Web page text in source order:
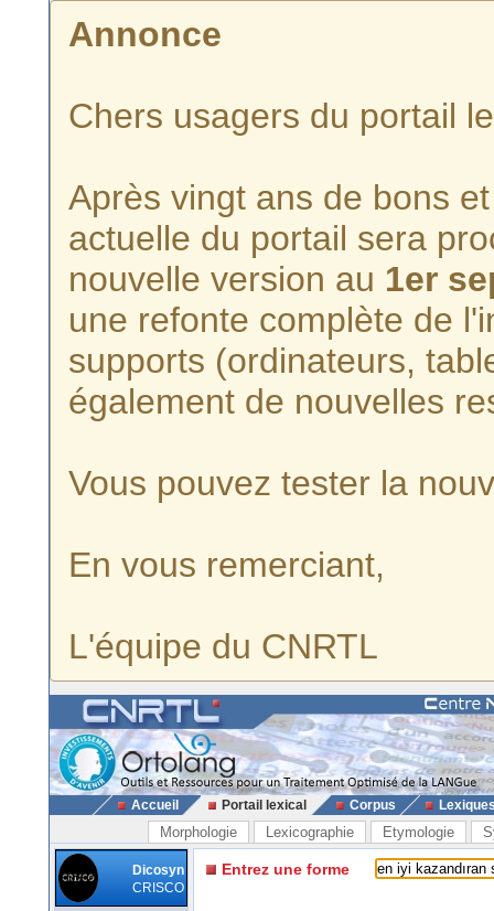
Annonce
Chers usagers du portail
Après vingt ans de bons
actuelle du portail sera
nouvelle version au 1er
une refonte complète de
supports (ordinateurs,
également de nouvelles
Vous pouvez tester la
En vous remerciant,
L'équipe du CNRTL
Accueil Portail lexical Corpus
Morphologie Lexicographie Etymologie
Dicosyn
CRISCO
Entrez une forme